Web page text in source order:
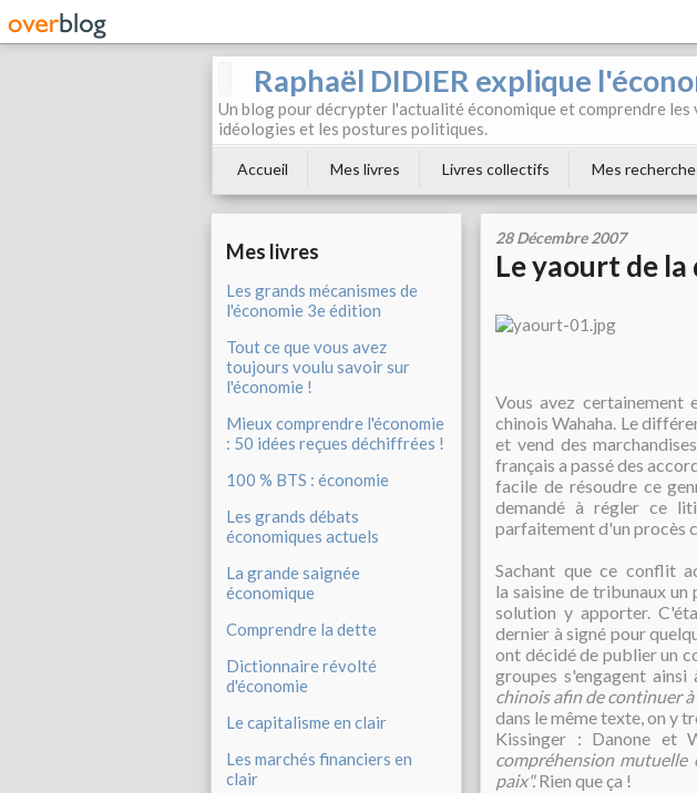
Raphaël DIDIER explique
Un blog pour décrypter l'actualité économique et comprendre les
idéologies et les postures politiques.
Accueil Mes livres Livres collectifs Mes
Mes livres
Les grands mécanismes de
l'économie 3e édition
Tout ce que vous avez
toujours voulu savoir sur
l'économie !
Mieux comprendre l'économie
: 50 idées reçues déchiffrées !
100 % BTS : économie
Les grands débats
économiques actuels
La grande saignée
économique
Comprendre la dette
Dictionnaire révolté
d'économie
Le capitalisme en clair
Les marchés financiers en
clair
28 Décembre 2007
Le yaourt de la
Vous avez certainement
chinois Wahaha. Le
et vend des
français a passé des
facile de résoudre ce
demandé à régler ce
parfaitement d'un procès
Sachant que ce conflit
la saisine de tribunaux
solution y apporter.
dernier à signé pour
ont décidé de publier un
groupes s'engagent ainsi
chinois afin de continuer
dans le même texte, on y
Kissinger : Danone et
compréhension mutuelle
paix".Rien que ça !